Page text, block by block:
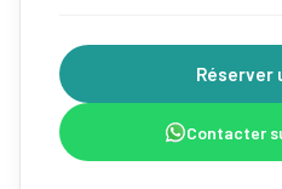
Réserver
Contacter